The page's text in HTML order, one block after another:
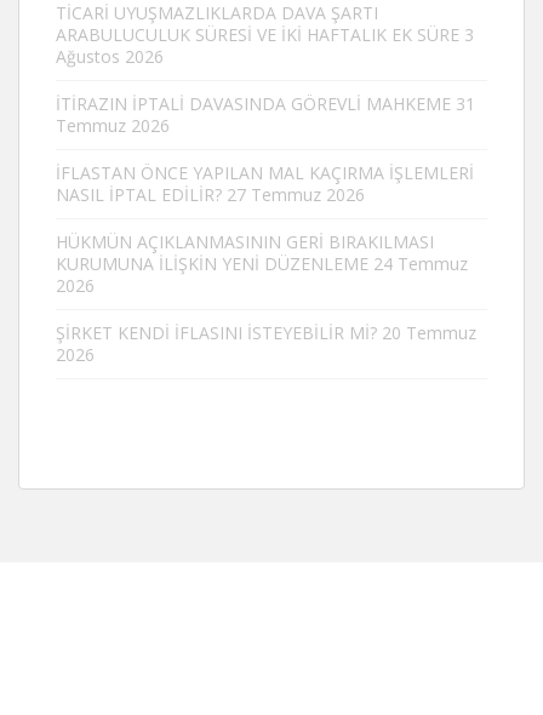
TİCARİ UYUŞMAZLIKLARDA DAVA ŞARTI
ARABULUCULUK SÜRESİ VE İKİ HAFTALIK EK SÜRE 3
Ağustos 2026
İTİRAZIN İPTALİ DAVASINDA GÖREVLİ MAHKEME 31
Temmuz 2026
İFLASTAN ÖNCE YAPILAN MAL KAÇIRMA İŞLEMLERİ
NASIL İPTAL EDİLİR? 27 Temmuz 2026
HÜKMÜN AÇIKLANMASININ GERİ BIRAKILMASI
KURUMUNA İLİŞKİN YENİ DÜZENLEME 24 Temmuz
2026
ŞİRKET KENDİ İFLASINI İSTEYEBİLİR Mİ? 20 Temmuz
2026